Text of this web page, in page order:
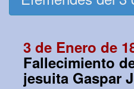
3 de Enero de
Fallecimiento
jesuita Gaspar